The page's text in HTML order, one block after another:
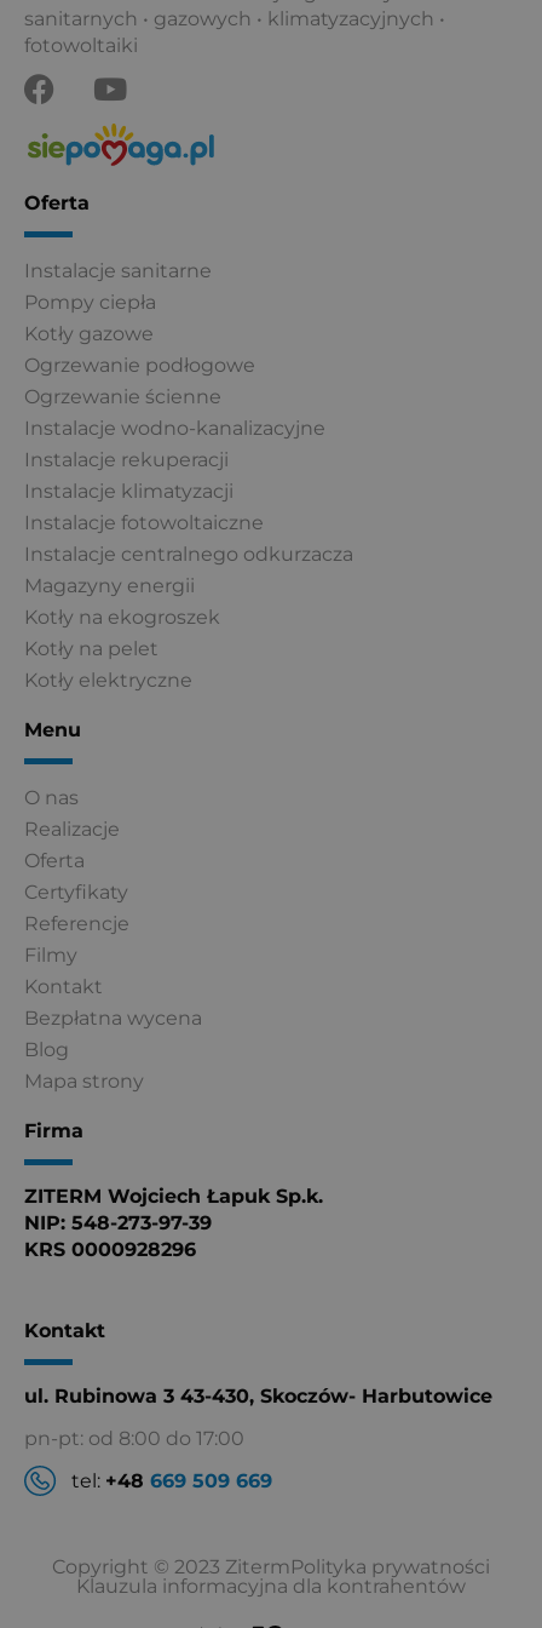
sanitarnych • gazowych • klimatyzacyjnych •
fotowoltaiki
F
a
c
e
b
o
k
Y
o
u
t
Oferta
Instalacje sanitarne
Pompy ciepła
Kotły gazowe
Ogrzewanie podłogowe
Ogrzewanie ścienne
Instalacje wodno-kanalizacyjne
Instalacje rekuperacji
Instalacje klimatyzacji
Instalacje fotowoltaiczne
Instalacje centralnego odkurzacza
Magazyny energii
Kotły na ekogroszek
Kotły na pelet
Kotły elektryczne
Menu
O nas
Realizacje
Oferta
Certyfikaty
Referencje
Filmy
Kontakt
Bezpłatna wycena
Blog
Mapa strony
Firma
ZITERM Wojciech Łapuk Sp.k.
NIP: 548-273-97-39
KRS 0000928296
Kontakt
ul. Rubinowa 3 43-430, Skoczów- Harbutowice
pn-pt: od 8:00 do 17:00
tel: +48 669 509 669
Copyright © 2023 ZitermPolityka prywatności
Klauzula informacyjna dla kontrahentów